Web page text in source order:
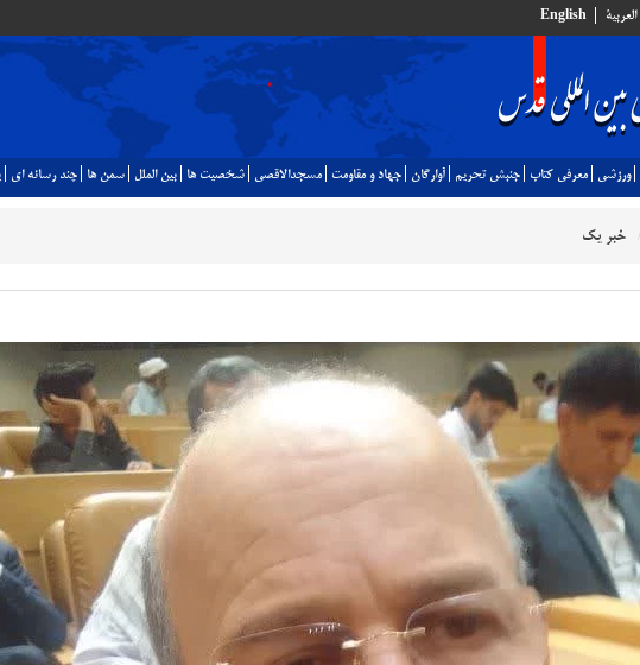
العربية English
ورزشي معرفي كتاب جنبش تحريم آوارگان جهاد و مقاومت مسجدالاقصي شخصيت ها بين الملل سمن ها چند رسانه اي
خبر یک